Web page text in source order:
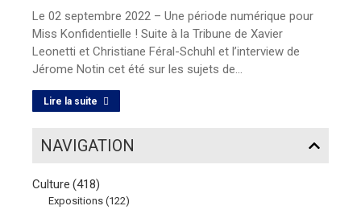
Le 02 septembre 2022 – Une période numérique pour
Miss Konfidentielle ! Suite à la Tribune de Xavier
Leonetti et Christiane Féral-Schuhl et l’interview de
Jérome Notin cet été sur les sujets de…
Lire la suite
NAVIGATION
Culture (418)
Expositions (122)